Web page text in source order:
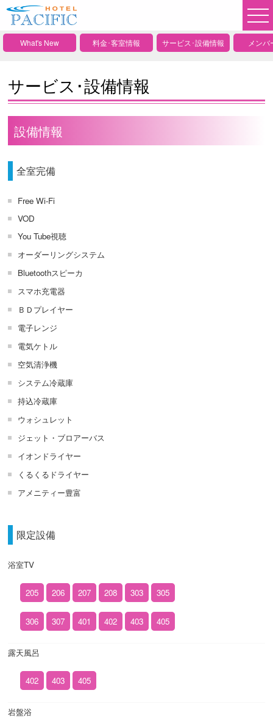
What's New 料金･客室情報 サービス･設備情報 メンバ
サービス･設備情報
設備情報
全室完備
Free Wi-Fi
VOD
You Tube視聴
オーダーリングシステム
Bluetoothスピーカ
スマホ充電器
ＢＤプレイヤー
電子レンジ
電気ケトル
空気清浄機
システム冷蔵庫
持込冷蔵庫
ウォシュレット
ジェット・ブロアーバス
イオンドライヤー
くるくるドライヤー
アメニティー豊富
限定設備
浴室TV
205 206 207 208 303 305
306 307 401 402 403 405
露天風呂
402 403 405
岩盤浴